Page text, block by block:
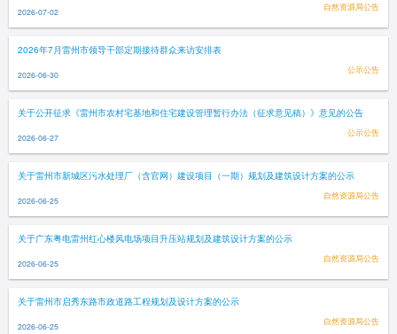
2026-07-02 自然资源局公告
2026年7月雷州市领导干部定期接待群众来访安排表
2026-06-30 公示公告
关于公开征求《雷州市农村宅基地和住宅建设管理暂行办法（征求意见稿）》意见的公告
2026-06-27 公示公告
关于雷州市新城区污水处理厂（含官网）建设项目（一期）规划及建筑设计方案的公示
2026-06-25 自然资源局公告
关于广东粤电雷州红心楼风电场项目升压站规划及建筑设计方案的公示
2026-06-25 自然资源局公告
关于雷州市启秀东路市政道路工程规划及设计方案的公示
2026-06-25 自然资源局公告